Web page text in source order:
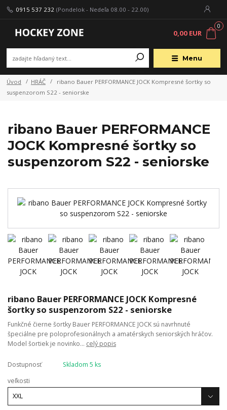
Menu
0915 537 232 (Pondelok - Nedeľa 08.00 - 22.00)
0
0,00 EUR
Úvod HRÁČ
ribano Bauer PERFORMANCE JOCK Kompresné šortky so
suspenzorom S22 - seniorske
ribano Bauer PERFORMANCE
JOCK Kompresné šortky so
suspenzorom S22 - seniorske
ribano Bauer PERFORMANCE JOCK Kompresné
šortky so suspenzorom S22 - seniorske
Funkčné čierne šortky Bauer PERFORMANCE JOCK sú navrhnuté
špeciálne pre poloprofesionálnych a amatérskych seniorských hráčov.
Model šortiek je novinko... celý popis
Dostupnosť
Skladom 5 ks
veľkosti